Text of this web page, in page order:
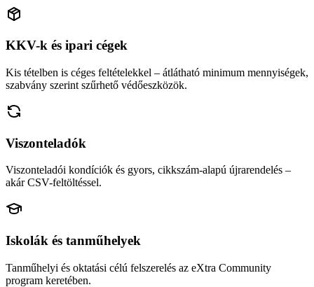
KKV-k és ipari cégek
Kis tételben is céges feltételekkel – átlátható minimum mennyiségek,
szabvány szerint szűrhető védőeszközök.
Viszonteladók
Viszonteladói kondíciók és gyors, cikkszám-alapú újrarendelés –
akár CSV-feltöltéssel.
Iskolák és tanműhelyek
Tanműhelyi és oktatási célú felszerelés az eXtra Community
program keretében.